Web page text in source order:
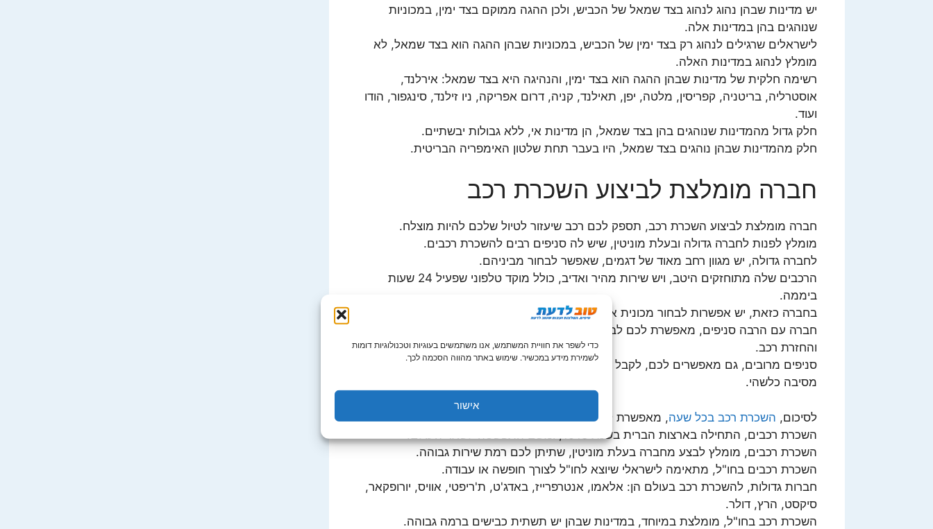
כדי לשפר את חוויית המשתמש, אנו משתמשים בעוגיות וטכנולוגיות דומות
לשמירת מידע במכשיר. שימוש באתר מהווה הסכמה לכך.
אישור
יש מדינות שבהן נהוג לנהוג בצד שמאל של הכביש, ולכן ההגה ממוקם בצד ימין, במכוניות
שנוהגים בהן במדינות אלה.
לישראלים שרגילים לנהוג רק בצד ימין של הכביש, במכוניות שבהן ההגה הוא בצד שמאל, לא
מומלץ לנהוג במדינות האלה.
רשימה חלקית של מדינות שבהן ההגה הוא בצד ימין, והנהיגה היא בצד שמאל: אירלנד,
אוסטרליה, בריטניה, קפריסין, מלטה, יפן, תאילנד, קניה, דרום אפריקה, ניו זילנד, סינגפור, הודו
ועוד.
חלק גדול מהמדינות שנוהגים בהן בצד שמאל, הן מדינות אי, ללא גבולות יבשתיים.
חלק מהמדינות שבהן נוהגים בצד שמאל, היו בעבר תחת שלטון האימפריה הבריטית.
חברה מומלצת לביצוע השכרת רכב
חברה מומלצת לביצוע השכרת רכב, תספק לכם רכב שיעזור לטיול שלכם להיות מוצלח.
מומלץ לפנות לחברה גדולה ובעלת מוניטין, שיש לה סניפים רבים להשכרת רכבים.
לחברה גדולה, יש מגוון רחב מאוד של דגמים, שאפשר לבחור מביניהם.
הרכבים שלה מתוחזקים היטב, ויש שירות מהיר ואדיב, כולל מוקד טלפוני שפעיל 24 שעות
ביממה.
בחברה כזאת, יש אפשרות לבחור מכונית אמינה ומוצלחת, כמו למשל טויוטה קורולה.
חברה עם הרבה סניפים, מאפשרת לכם לבחור מתוך מספר גדול, של תחנות לקיחת רכב,
והחזרת רכב.
סניפים מרובים, גם מאפשרים לכם, לקבל רכב חלופי מהר, אם חלילה הרכב נגנב או הושבת
מסיבה כלשהי.
לסיכום, השכרת רכב בכל שעה, מאפשרת לקבל פתרון תחבורתי, במהירות רבה.
השכרת רכבים, התחילה בארצות הברית בשנת 1918, ומשם התפשטה לשאר העולם.
השכרת רכבים, מומלץ לבצע מחברה בעלת מוניטין, שתיתן לכם רמת שירות גבוהה.
השכרת רכבים בחו"ל, מתאימה לישראלי שיוצא לחו"ל לצורך חופשה או עבודה.
חברות גדולות, להשכרת רכב בעולם הן: אלאמו, אנטרפרייז, באדג'ט, ת'ריפטי, אוויס, יורופקאר,
סיקסט, הרץ, דולר.
השכרת רכב בחו"ל, מומלצת במיוחד, במדינות שבהן יש תשתית כבישים ברמה גבוהה.